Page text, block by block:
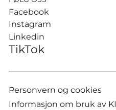
Facebook
Instagram
Linkedin
TikTok
Personvern og cookies
Informasjon om bruk av KI